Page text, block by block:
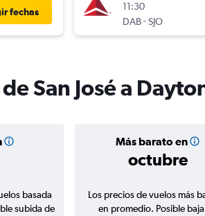
fechas
11:30
DAB-SJO
San José a
Más barato en
octubre
basada
subida de
Los precios de vuelos más
en promedio. Posible